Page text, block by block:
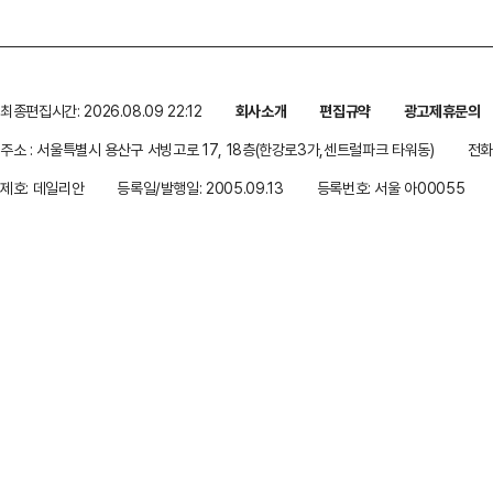
최종편집시간: 2026.08.09 22:12 회사소개 편집규약
광고제휴문의
주소 : 서울특별시 용산구 서빙고로 17, 18층(한강로3가,센트럴파크 타워동)
전
제호: 데일리안
등록일/발행일: 2005.09.13 등록번호: 서울 아00055